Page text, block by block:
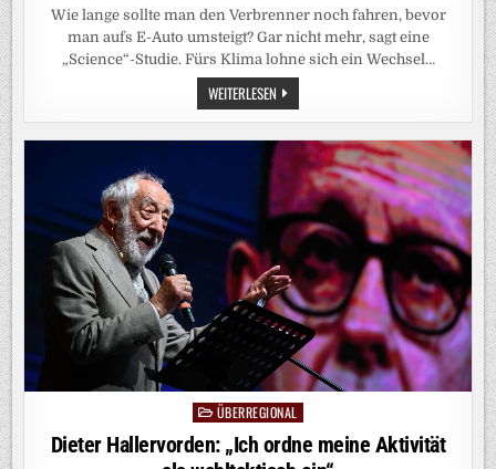
Wie lange sollte man den Verbrenner noch fahren, bevor
man aufs E-Auto umsteigt? Gar nicht mehr, sagt eine
„Science“-Studie. Fürs Klima lohne sich ein Wechsel…
WEITERLESEN ENERGIEWENDE:
US-
FORSCHER
EMPFEHLEN:
VERSCHROTTET
BENZINER
Posted
in
ÜBERREGIONAL
Dieter Hallervorden: „Ich ordne meine Aktivität